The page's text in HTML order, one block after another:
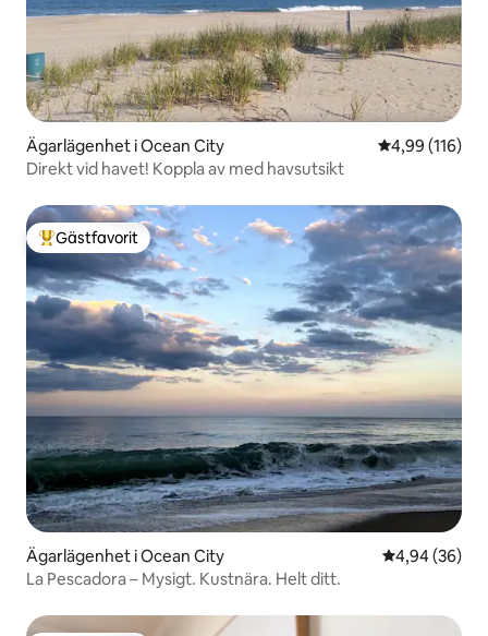
Ägarlägenhet i Ocean City 4,99 av 5 i
4,99 (116)
Direkt vid havet! Koppla av med havsutsikt
Populär gästfavorit
Gästfavorit
Ägarlägenhet i Ocean City 4,94 av 5 i
4,94 (36)
La Pescadora – Mysigt. Kustnära. Helt ditt.